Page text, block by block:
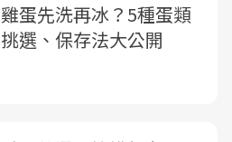
雞蛋先洗再冰？5種蛋類
挑選、保存法大公開